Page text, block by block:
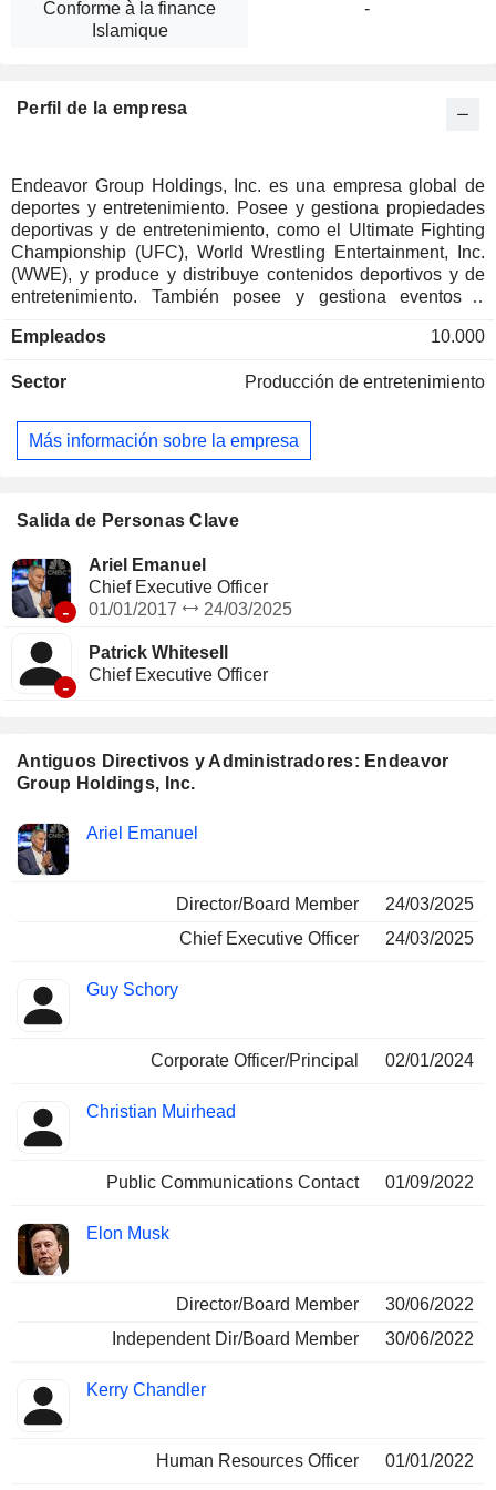
Antiguos Directivos y Administradores: Endeavor
Group Holdings, Inc.
Insider
Funciones
Ariel Emanuel
Director/Board Member
24/03/2025
Chief Executive Officer
24/03/2025
Guy Schory
Corporate Officer/Principal 02/01/2024
Christian Muirhead
Public Communications Contact 01/09/2022
Elon Musk
Director/Board Member
30/06/2022
Independent Dir/Board Member
30/06/2022
Kerry Chandler
Human Resources Officer 01/01/2022
Conforme à la finance
Islamique
-
Perfil de la empresa
Endeavor Group Holdings, Inc. es una empresa global de
deportes y entretenimiento. Posee y gestiona propiedades
deportivas y de entretenimiento, como el Ultimate Fighting
Championship (UFC), World Wrestling Entertainment, Inc.
(WWE), y produce y distribuye contenidos deportivos y de
entretenimiento. También posee y gestiona eventos y
el entretenimiento y la moda. El segmento de Propiedades
de propiedades deportivas, entre las que se incluyen UFC,
segmento de Eventos, Experiencias y Derechos posee y
eventos, entre los que se incluyen el Open de Miami y el
Australia y Hyde Park Winter Wonderland. Su segmento de
marca, marketing, publicidad, relaciones públicas, análisis,
digitales, activación y experienciales a clientes corporativos
y de otro tipo.
Empleados 10.000
Sector Producción de entretenimiento
Más información sobre la empresa
Salida de Personas Clave
-
Ariel Emanuel
Chief Executive Officer
01/01/2017
24/03/2025
-
Patrick Whitesell
Chief Executive Officer